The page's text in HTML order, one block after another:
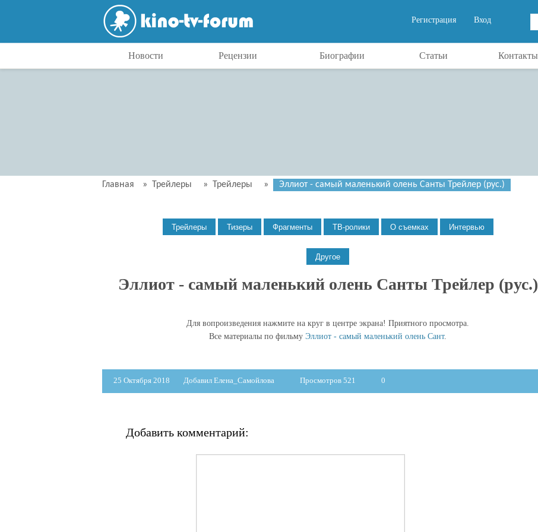
Вход
Регистрация
Новости Рецензии Биографии Статьи Контакты
Главная » Трейлеры » Трейлеры » Эллиот - самый маленький олень Санты Трейлер (рус.)
Эллиот - самый маленький олень Санты Трейлер (рус.)
Для вопроизведения нажмите на круг в центре экрана! Приятного просмотра.
Все материалы по фильму Эллиот - самый маленький олень Сант.
25 Октября 2018 Добавил Елена_Самойлова Просмотров 521 0
Добавить комментарий: